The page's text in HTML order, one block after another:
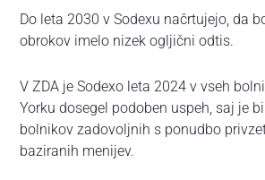
Do leta 2030 v Sodexu načrtujejo, da
obrokov imelo nizek ogljični odtis.
V ZDA je Sodexo leta 2024 v vseh
Yorku dosegel podoben uspeh, saj je
bolnikov zadovoljnih s ponudbo
baziranih menijev.